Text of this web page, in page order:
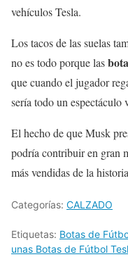
vehículos Tesla.
Los tacos de las suelas
no es todo porque las
que cuando el jugador
sería todo un espectáculo
El hecho de que Musk
podría contribuir en gran
más vendidas de la
Categorías: CALZADO
Etiquetas: Botas de
unas Botas de Fútbol